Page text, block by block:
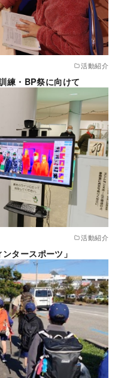
活動紹介
練・BP祭に向けて
活動紹介
タースポーツ」